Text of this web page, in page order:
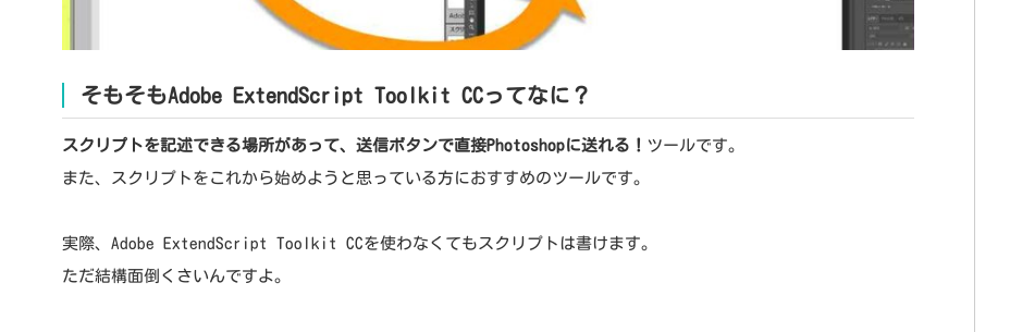
そもそもAdobe ExtendScript Toolkit CCってなに？
スクリプトを記述できる場所があって、送信ボタンで直接Photoshopに送れる！ ツールです。
また、スクリプトをこれから始めようと思っている方におすすめのツールです。
実際、Adobe ExtendScript Toolkit CCを使わなくてもスクリプトは書けます。
ただ結構面倒くさいんですよ。